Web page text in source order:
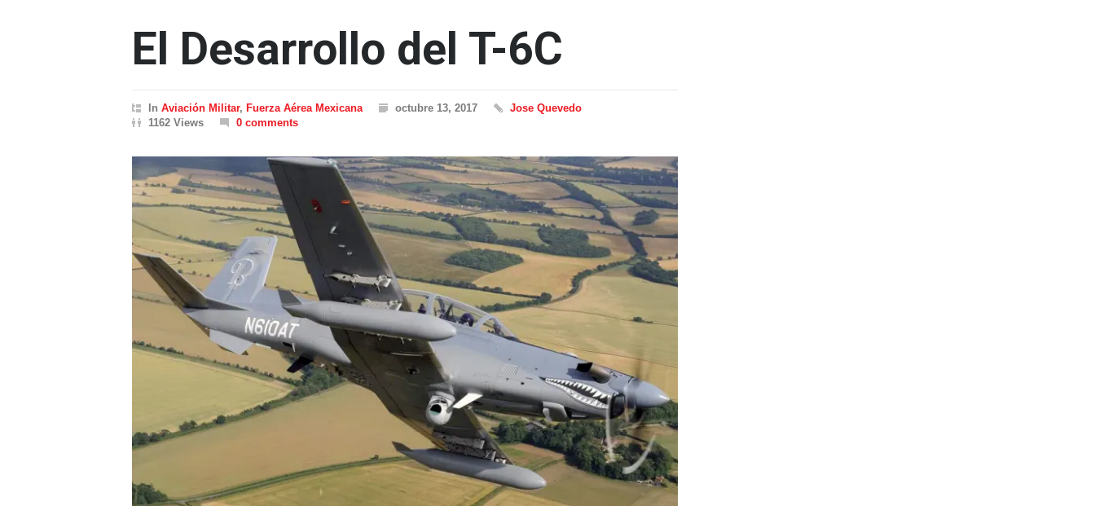
El Desarrollo del T-6C
In Aviación Militar, Fuerza Aérea Mexicana octubre 13, 2017
Jose Quevedo
1162 Views
0 comments